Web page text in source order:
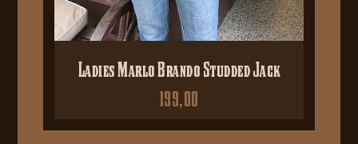
Ladies Marlo Brando Studded Jack
199,00